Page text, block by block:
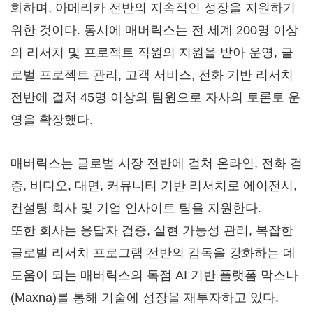
화하며, 아메리카 전반의 지속적인 성장을 지원하기
위한 것이다. 동시에 매버릭스는 전 세계 200명 이상
의 리서치 및 프로젝트 직원의 지원을 받아 운영, 글
로벌 프로젝트 관리, 고객 서비스, 전화 기반 리서치
전반에 걸쳐 45명 이상의 팀원으로 자사의 토론토 운
영을 확장했다.
매버릭스는 글로벌 시장 전반에 걸쳐 온라인, 전화 검
증, 비디오, 대면, 커뮤니티 기반 리서치로 에이전시,
컨설팅 회사 및 기업 인사이트 팀을 지원한다.
또한 회사는 응답자 검증, 실현 가능성 관리, 복잡한
글로벌 리서치 프로그램 전반의 감독을 강화하는 데
도움이 되는 매버릭스의 독점 AI 기반 플랫폼 막스나
(Maxna)를 통해 기술에 성장을 재투자하고 있다.